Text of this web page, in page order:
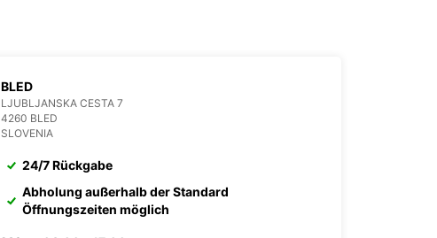
BLED
LJUBLJANSKA CESTA 7
4260 BLED
SLOVENIA
24/7 Rückgabe
Abholung außerhalb der Standard
Öffnungszeiten möglich